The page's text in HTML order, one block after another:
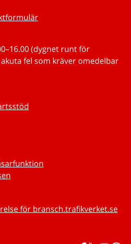
(dygnet runt för
fel som kräver omedelbar
för bransch.trafikverket.se